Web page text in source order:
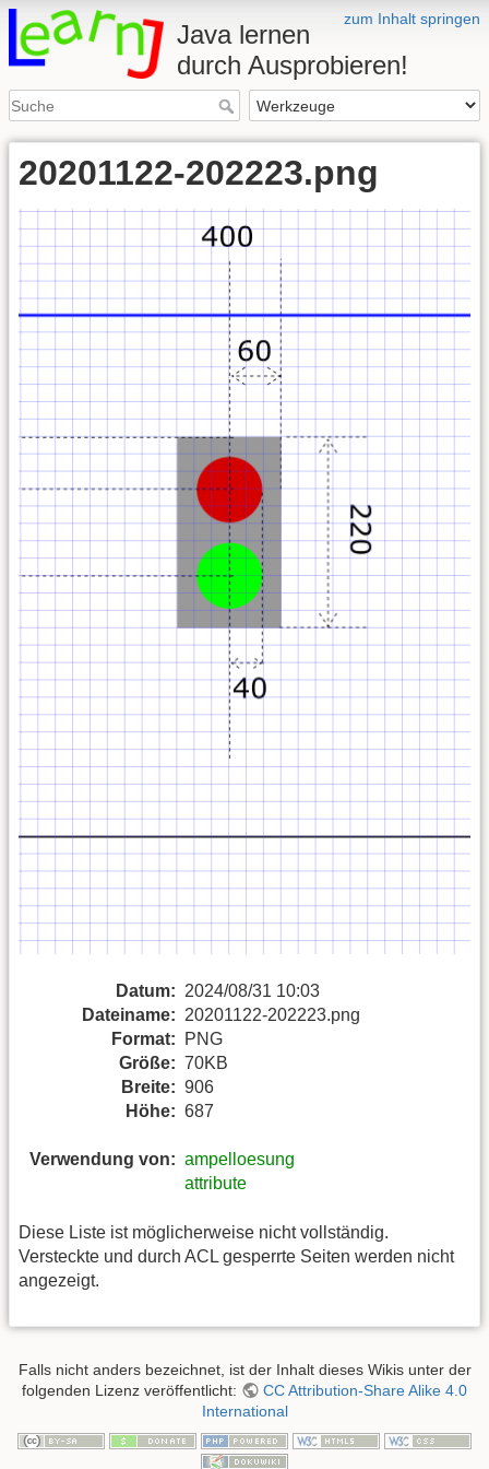
zum Inhalt springen
Java lernen
durch Ausprobieren!
20201122-202223.png
Datum: 2024/08/31 10:03
Dateiname: 20201122-202223.png
Format:
PNG
Größe: 70KB
Breite: 906
Höhe: 687
Verwendung von: ampelloesung
attribute
Diese Liste ist möglicherweise nicht vollständig.
Versteckte und durch ACL gesperrte Seiten werden nicht
angezeigt.
Falls nicht anders bezeichnet, ist der Inhalt dieses Wikis unter der
folgenden Lizenz veröffentlicht:
CC Attribution-Share Alike 4.0
International